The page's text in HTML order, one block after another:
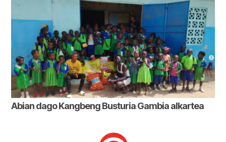
Abian dago Kangbeng Busturia Gambia alkartea